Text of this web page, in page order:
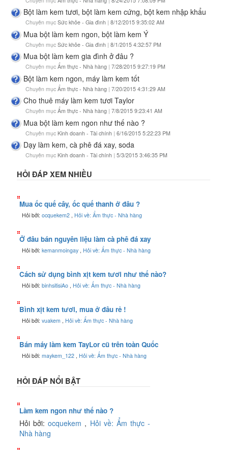
Bột làm kem tươi, bột làm kem cứng, bột kem nhập khẩu
Chuyên mục Sức khỏe - Gia đình | 8/12/2015 9:35:02 AM
Mua bột làm kem ngon, bột làm kem Ý
Chuyên mục Sức khỏe - Gia đình | 8/1/2015 4:32:57 PM
Mua bột làm kem gia đình ở đâu ?
Chuyên mục Ẩm thực - Nhà hàng | 7/28/2015 9:27:19 PM
Bột làm kem ngon, máy làm kem tốt
Chuyên mục Ẩm thực - Nhà hàng | 7/20/2015 4:31:29 AM
Cho thuê máy làm kem tươi Taylor
Chuyên mục Ẩm thực - Nhà hàng | 7/8/2015 9:23:41 AM
Mua bột làm kem ngon như thế nào ?
Chuyên mục Kinh doanh - Tài chính | 6/16/2015 5:22:23 PM
Dạy làm kem, cà phê đá xay, soda
Chuyên mục Kinh doanh - Tài chính | 5/3/2015 3:46:35 PM
HỎI ĐÁP XEM NHIỀU
Mua ốc quế cây, ốc quế thanh ở đâu ?
Hỏi bởi: ocquekem2 Hỏi về: Ẩm thực - Nhà hàng
Ở đâu bán nguyên liệu làm cà phê đá xay
Hỏi bởi: kemanmoingay Hỏi về: Ẩm thực - Nhà hàng
Cách sử dụng bình xịt kem tươi như thế nào?
Hỏi bởi: binhsitisiAo Hỏi về: Ẩm thực - Nhà hàng
Bình xịt kem tươi, mua ở đâu rẻ !
Hỏi bởi: vuakem Hỏi về: Ẩm thực - Nhà hàng
Bán máy làm kem TayLor cũ trên toàn Quốc
Hỏi bởi: maykem_122 Hỏi về: Ẩm thực - Nhà hàng
HỎI ĐÁP NỔI BẬT
Làm kem ngon như thế nào ?
Hỏi bởi:ocquekem , Hỏi về: Ẩm thực -
Nhà hàng